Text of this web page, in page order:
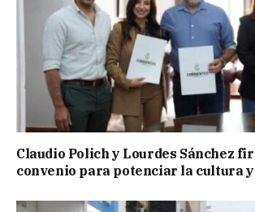
Claudio Polich y Lourdes Sánchez
convenio para potenciar la cultura